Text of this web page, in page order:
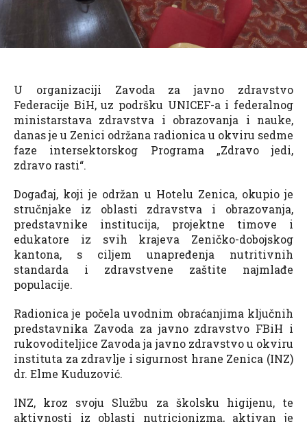
U organizaciji Zavoda za javno zdravstvo
Federacije BiH, uz podršku UNICEF-a i federalnog
ministarstava zdravstva i obrazovanja i nauke,
danas je u Zenici održana radionica u okviru sedme
faze intersektorskog Programa „Zdravo jedi,
zdravo rasti“.
Događaj, koji je održan u Hotelu Zenica, okupio je
stručnjake iz oblasti zdravstva i obrazovanja,
predstavnike institucija, projektne timove i
edukatore iz svih krajeva Zeničko-dobojskog
kantona, s ciljem unapređenja nutritivnih
standarda i zdravstvene zaštite najmlađe
populacije.
Radionica je počela uvodnim obraćanjima ključnih
predstavnika Zavoda za javno zdravstvo FBiH i
rukovoditeljice Zavoda ja javno zdravstvo u okviru
instituta za zdravlje i sigurnost hrane Zenica (INZ)
dr. Elme Kuduzović.
INZ, kroz svoju Službu za školsku higijenu, te
aktivnosti iz oblasti nutricionizma, aktivan je